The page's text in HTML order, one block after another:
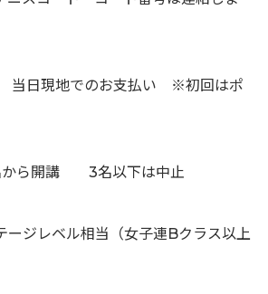
当日現地でのお支払い ※初回はポ
から開講 3名以下は中止
ージレベル相当（女子連Bクラス以上